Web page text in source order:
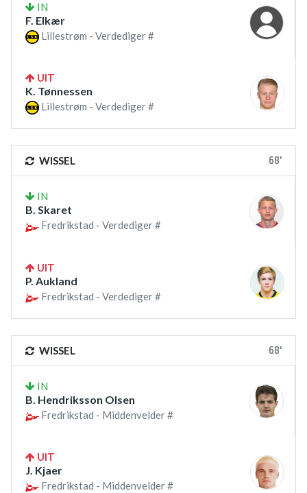
IN
F. Elkær
Lillestrøm - Verdediger #
UIT
K. Tønnessen
Lillestrøm - Verdediger #
WISSEL 68'
IN
B. Skaret
Fredrikstad - Verdediger #
UIT
P. Aukland
Fredrikstad - Verdediger #
WISSEL 68'
IN
B. Hendriksson Olsen
Fredrikstad - Middenvelder #
UIT
J. Kjaer
Fredrikstad - Middenvelder #